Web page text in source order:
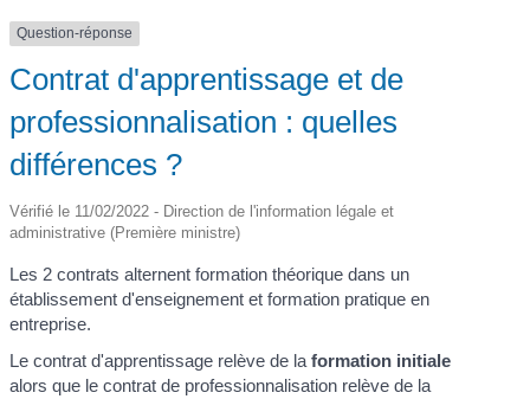
Question-réponse
Contrat d'apprentissage et de
professionnalisation : quelles
différences ?
Vérifié le 11/02/2022 - Direction de l'information légale et
administrative (Première ministre)
Les 2 contrats alternent formation théorique dans un
établissement d'enseignement et formation pratique en
entreprise.
Le contrat d'apprentissage relève de laformation initiale
alors que le contrat de professionnalisation relève de la